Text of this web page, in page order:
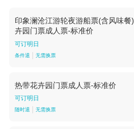
印象澜沧江游轮夜游船票(含风味餐
卉园门票成人票-标准价
可订明日
条件退 无需换票
热带花卉园门票成人票-标准价
可订明日
随时退 无需换票